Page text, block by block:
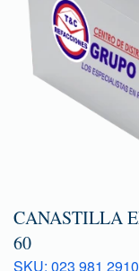
CANASTILLA
60
SKU: 023 981 2910